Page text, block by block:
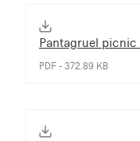
Pantagruel picnic
PDF - 372.89 KB